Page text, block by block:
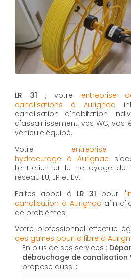
LR 31 , votre entreprise
canalisations à Aurignac
canalisation d'habitation
d'assainissement, vos WC, vos
véhicule équipé.
Votre entreprise
hydrocurage à Aurignac
l'entretien et le nettoyage de
réseau EU, EP et EV.
Faites appel à LR 31 pour l'
canalisation à Aurignac afin
de problèmes.
Votre professionnel effectue
des gaines pour la fibre à
En plus de ses services :
débouchage de canalisation
propose aussi :